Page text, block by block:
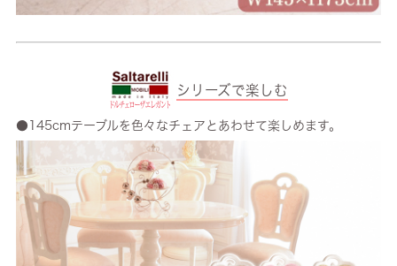
シリーズで楽しむ
●145cmテーブルを色々なチェアとあわせて楽しめます。